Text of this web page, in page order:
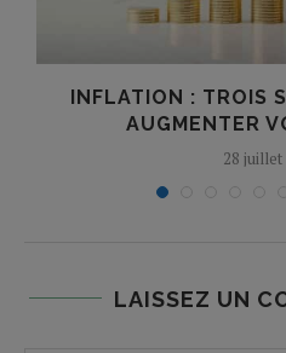
INFLATION : TROIS
AUGMENTER
28 juillet
LAISSEZ UN